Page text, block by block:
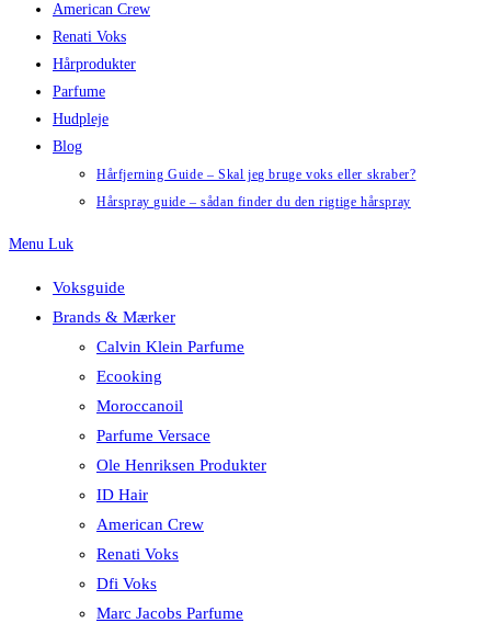
American Crew
Renati Voks
Hårprodukter
Parfume
Hudpleje
Blog
Hårfjerning Guide – Skal jeg bruge voks eller skraber?
Hårspray guide – sådan finder du den rigtige hårspray
Menu Luk
Voksguide
Brands & Mærker
Calvin Klein Parfume
Ecooking
Moroccanoil
Parfume Versace
Ole Henriksen Produkter
ID Hair
American Crew
Renati Voks
Dfi Voks
Marc Jacobs Parfume